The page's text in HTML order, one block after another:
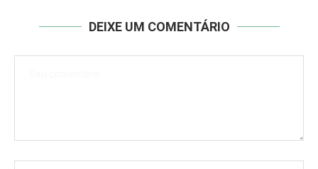
DEIXE UM COMENTÁRIO